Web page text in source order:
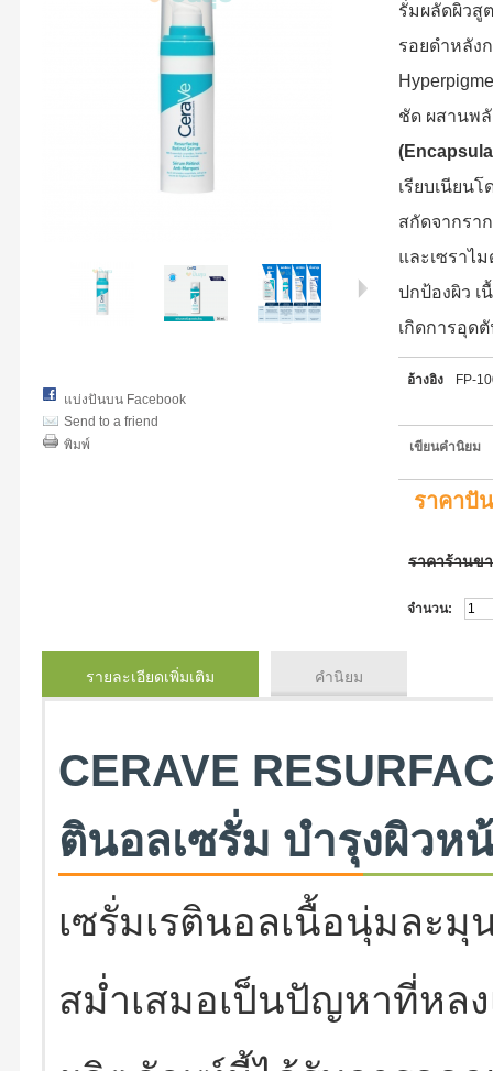
แบ่งปันบน Facebook
Send to a friend
พิมพ์
รั่มผลัดผิวสู
รอยดำหลัง
ชัด ผสานพ
เรียบเนียน
สกัดจากรา
และเซราไ
ปกป้องผิว เ
เกิดการอุด
อ้างอิง FP-
เขียนคำนิยม
ราคาปั
ราคาร้านข
จำนวน:
รายละเอียดเพิ่มเติม คำนิยม
CERAVE
ตินอลเซรั่ม บำรุงผิวห
เซรั่มเรตินอลเนื้อนุ่มละ
สม่ำเสมอเป็นปัญหาที่หลง